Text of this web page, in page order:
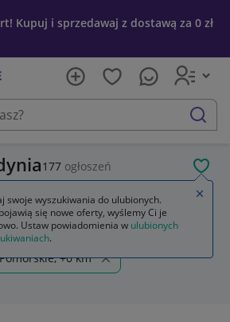
Kupuj i sprzedawaj z dostawą za 0 zł
szukaj
177 ogłoszeń
+0 km
swoje wyszukiwania do ulubionych.
się nowe oferty, wyślemy Ci je
Ustaw powiadomienia w ulubionych
.